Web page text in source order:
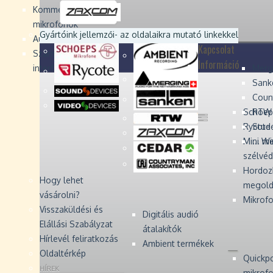
Kommentátor-
mikrofonok
Audio Monitors
Számítógépes audió
interfész
Rycote
Mini
Digitális audió
átalakítók
Ambient termékek
...
Devices
Devices
Zaxcom
Zaxcom
Gyártóink jellemzői- az oldalaikra mutató linkekkel
Kapcsolat
Információ
Hogy lehet
vásárolni?
Visszaküldési és
Elállási Szabályzat
Hírlevél feliratkozás
Oldaltérkép
HÍREK